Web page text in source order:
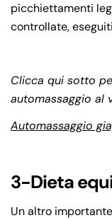
picchiettamenti
controllate,
Clicca qui sotto
automassaggio al
Automassaggio
3-Dieta
Un altro